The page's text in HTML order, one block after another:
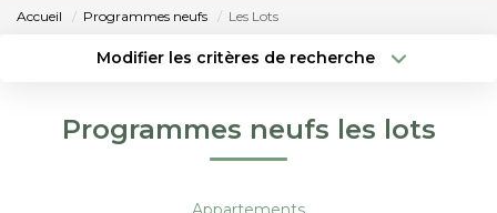
Accueil Programmes neufs Les Lots
Modifier les critères de recherche
Surface min
Programmes neufs les lots